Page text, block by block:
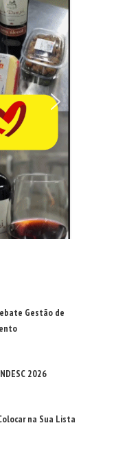
Gestão de
2026
na Sua Lista